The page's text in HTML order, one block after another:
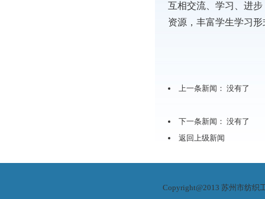
互相交流、学习、进
资源，丰富学生学习
上一条新闻： 没有了
下一条新闻： 没有了
返回上级新闻
Copyright@2013 苏州市纺织